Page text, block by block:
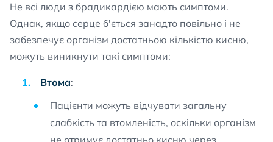
Не всі люди з брадикардією мають симптоми.
Однак, якщо серце б'ється занадто повільно і не
забезпечує організм достатньою кількістю кисню,
можуть виникнути такі симптоми:
Втома:
Пацієнти можуть відчувати загальну
слабкість та втомленість, оскільки організм
не отримує достатньо кисню через